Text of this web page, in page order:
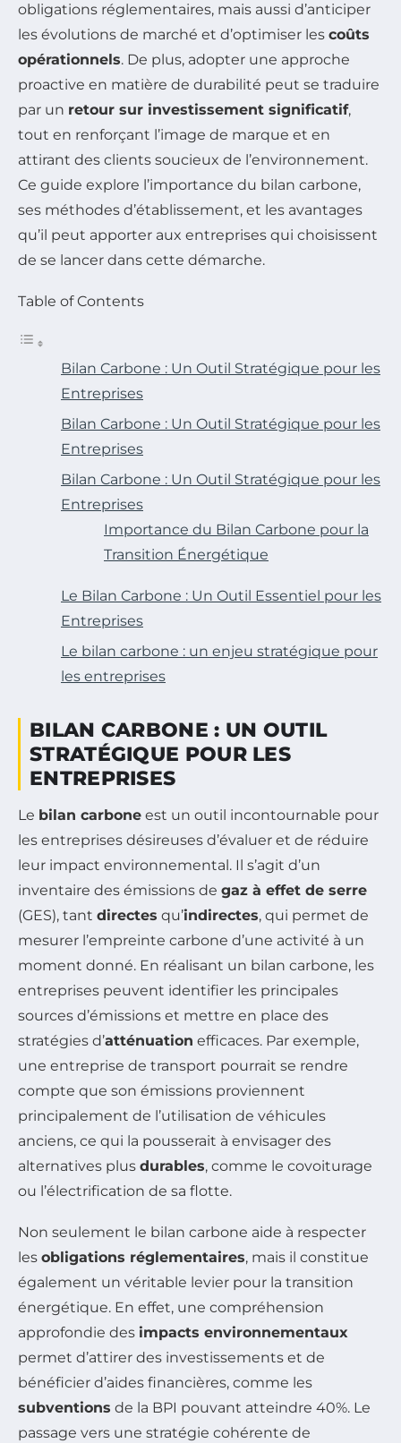
obligations réglementaires, mais aussi d’anticiper
les évolutions de marché et d’optimiser les coûts
opérationnels. De plus, adopter une approche
proactive en matière de durabilité peut se traduire
par un retour sur investissement significatif,
tout en renforçant l’image de marque et en
attirant des clients soucieux de l’environnement.
Ce guide explore l’importance du bilan carbone,
ses méthodes d’établissement, et les avantages
qu’il peut apporter aux entreprises qui choisissent
de se lancer dans cette démarche.
Table of Contents
Bilan Carbone : Un Outil Stratégique pour les
Entreprises
Bilan Carbone : Un Outil Stratégique pour les
Entreprises
Bilan Carbone : Un Outil Stratégique pour les
Entreprises
Importance du Bilan Carbone pour la
Transition Énergétique
Le Bilan Carbone : Un Outil Essentiel pour les
Entreprises
Le bilan carbone : un enjeu stratégique pour
les entreprises
BILAN CARBONE : UN OUTIL
STRATÉGIQUE POUR LES
ENTREPRISES
Le bilan carbone est un outil incontournable pour
les entreprises désireuses d’évaluer et de réduire
leur impact environnemental. Il s’agit d’un
inventaire des émissions de gaz à effet de serre
(GES), tant directes qu’indirectes, qui permet de
mesurer l’empreinte carbone d’une activité à un
moment donné. En réalisant un bilan carbone, les
entreprises peuvent identifier les principales
sources d’émissions et mettre en place des
stratégies d’atténuation efficaces. Par exemple,
une entreprise de transport pourrait se rendre
compte que son émissions proviennent
principalement de l’utilisation de véhicules
anciens, ce qui la pousserait à envisager des
alternatives plus durables, comme le covoiturage
ou l’électrification de sa flotte.
Non seulement le bilan carbone aide à respecter
les obligations réglementaires, mais il constitue
également un véritable levier pour la transition
énergétique. En effet, une compréhension
approfondie des impacts environnementaux
permet d’attirer des investissements et de
bénéficier d’aides financières, comme les
subventions de la BPI pouvant atteindre 40%. Le
passage vers une stratégie cohérente de